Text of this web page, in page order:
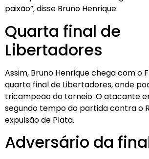
paixão”, disse Bruno Henrique.
Quarta final de
Libertadores
Assim, Bruno Henrique chega com o
quarta final de Libertadores, onde
tricampeão do torneio. O atacante
segundo tempo da partida contra o
expulsão de Plata.
Adversário da